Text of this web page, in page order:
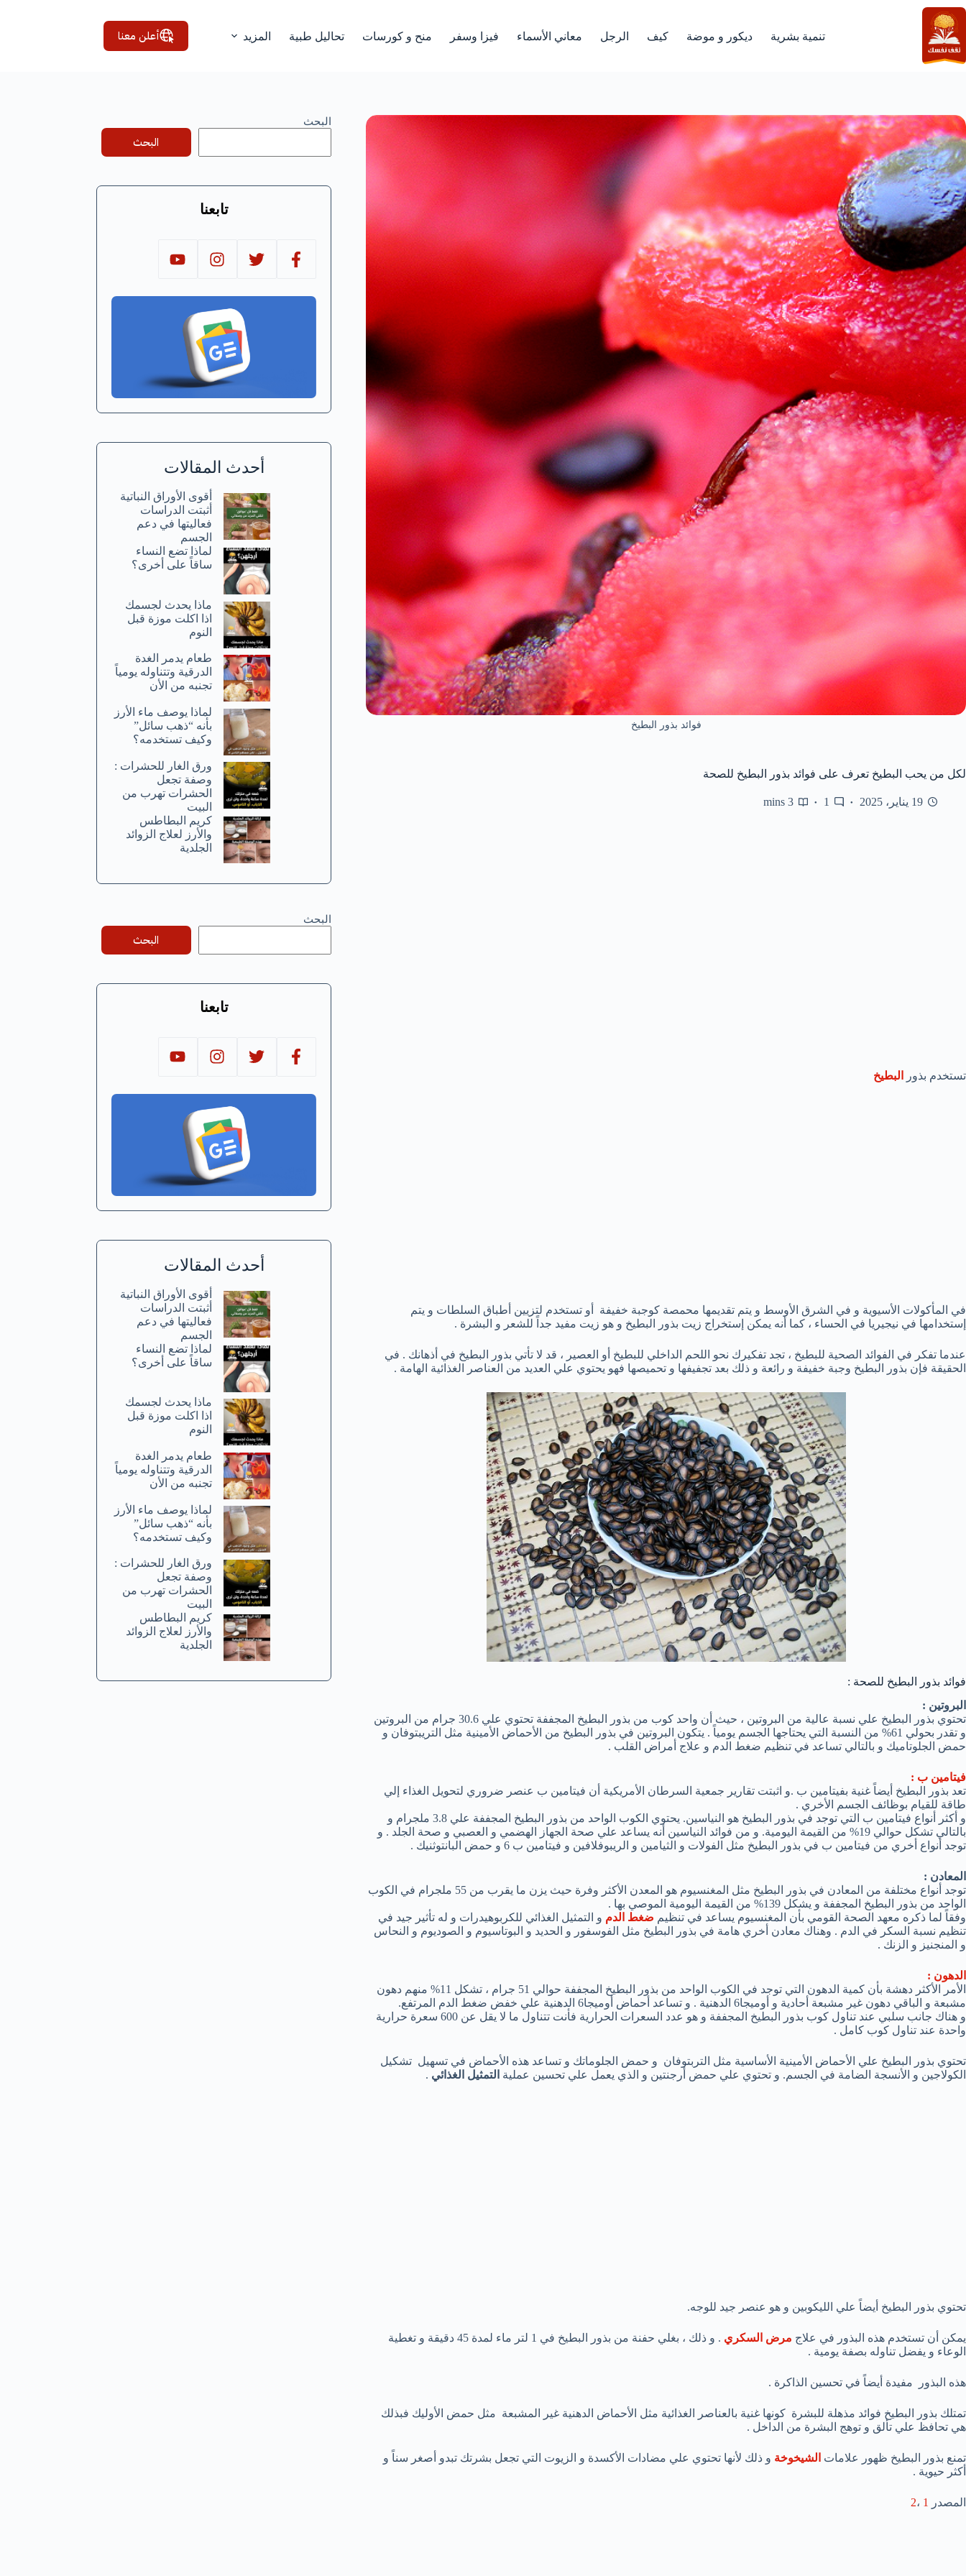
التجاوز
إلى
المحتوى
تنمية بشرية ديكور و موضة كيف الرجل معاني الأسماء فيزا وسفر منح و كورسات تحاليل طبية المزيد أعلن معنا
فوائد بذور البطيخ
لكل من يحب البطيخ تعرف على فوائد بذور البطيخ للصحة
19 يناير، 2025 1
3 mins
تستخدم بذور البطيخ
في المأكولات الأسيوية و في الشرق الأوسط و يتم تقديمها محمصة كوجبة خفيفة أو تستخدم لتزيين أطباق السلطات و يتم
إستخدامها في نيجيريا في الحساء ، كما أنه يمكن إستخراج زيت بذور البطيخ و هو زيت مفيد جداً للشعر و البشرة .
عندما تفكر في الفوائد الصحية للبطيخ ، تجد تفكيرك نحو اللحم الداخلي للبطيخ أو العصير ، قد لا تأتي بذور البطيخ في أذهانك . في
الحقيقة فإن بذور البطيخ وجبة خفيفة و رائعة و ذلك بعد تجفيفها و تحميصها فهو يحتوي علي العديد من العناصر الغذائية الهامة .
فوائد بذور البطيخ للصحة :
البروتين :
تحتوي بذور البطيخ علي نسبة عالية من البروتين ، حيث أن واحد كوب من بذور البطيخ المجففة تحتوي علي 30.6 جرام من البروتين
و تقدر بحولي 61% من النسبة التي يحتاجها الجسم يومياً . يتكون البروتين في بذور البطيخ من الأحماض الأمينية مثل التريبتوفان و
حمض الجلوتاميك و بالتالي تساعد في تنظيم ضغط الدم و علاج أمراض القلب .
فيتامين ب :
تعد بذور البطيخ أيضاً غنية بفيتامين ب .و اثبتت تقارير جمعية السرطان الأمريكية أن فيتامين ب عنصر ضروري لتحويل الغذاء إلي
طاقة للقيام بوظائف الجسم الأخري .
و أكثر أنواع فيتامين ب التي توجد في بذور البطيخ هو النياسين. يحتوي الكوب الواحد من بذور البطيخ المجففة علي 3.8 ملجرام و
بالتالي تشكل حوالي 19% من القيمة اليومية. و من فوائد النياسين أنه يساعد علي صحة الجهاز الهضمي و العصبي و صحة الجلد . و
توجد أنواع أخري من فيتامين ب في بذور البطيخ مثل الفولات و الثيامين و الريبوفلافين و فيتامين ب 6 و حمض البانتوثنيك .
المعادن :
توجد أنواع مختلفة من المعادن في بذور البطيخ مثل المغنسيوم هو المعدن الأكثر وفرة حيث يزن ما يقرب من 55 ملجرام في الكوب
الواحد من بذور البطيخ المجففة و يشكل 139% من القيمة اليومية الموصي بها .
وفقاً لما ذكره معهد الصحة القومي بأن المغنسيوم يساعد في تنظيم ضغط الدم و التمثيل الغذائي للكربوهيدرات و له تأثير جيد في
تنظيم نسبة السكر في الدم . وهناك معادن أخري هامة في بذور البطيخ مثل الفوسفور و الحديد و البوتاسيوم و الصوديوم و النحاس
و المنجنيز و الزنك .
الدهون :
الأمر الأكثر دهشة بأن كمية الدهون التي توجد في الكوب الواحد من بذور البطيخ المجففة حوالي 51 جرام ، تشكل 11% منهم دهون
مشبعة و الباقي دهون غير مشبعة أحادية و أوميجا6 الدهنية . و تساعد أحماض أوميجا6 الدهنية علي خفض ضغط الدم المرتفع.
و هناك جانب سلبي عند تناول كوب بذور البطيخ المجففة و هو عدد السعرات الحرارية فأنت تتناول ما لا يقل عن 600 سعرة حرارية
واحدة عند تناول كوب كامل .
تحتوي بذور البطيخ علي الأحماض الأمينية الأساسية مثل التربتوفان و حمض الجلوماتك و تساعد هذه الأحماض في تسهيل تشكيل
الكولاجين و الأنسجة الضامة في الجسم. و تحتوي علي حمض أرجنتين و الذي يعمل علي تحسين عملية التمثيل الغذائي .
تحتوي بذور البطيخ أيضاً علي الليكوبين و هو عنصر جيد للوجه.
يمكن أن تستخدم هذه البذور في علاج مرض السكري
. و ذلك ، بغلي حفنة من بذور البطيخ في 1 لتر ماء لمدة 45 دقيقة و تغطية
الوعاء و يفضل تناوله بصفة يومية .
هذه البذور مفيدة أيضاً في تحسين الذاكرة .
تمتلك بذور البطيخ فوائد مذهلة للبشرة كونها غنية بالعناصر الغذائية مثل الأحماض الدهنية غير المشبعة مثل حمض الأوليك فبذلك
هي تحافظ علي تألق و توهج البشرة من الداخل .
تمنع بذور البطيخ ظهور علامات الشيخوخة و ذلك لأنها تحتوي علي مضادات الأكسدة و الزيوت التي تجعل بشرتك تبدو أصغر سناً و
أكثر حيوية .
المصدر 1 ،2
البحث
البحث
تابعنا
أحدث المقالات
أقوى الأوراق النباتية
أثبتت الدراسات
فعاليتها في دعم
الجسم
لماذا تضع النساء
ساقاً على أخرى؟
ماذا يحدث لجسمك
اذا اكلت موزة قبل
النوم
طعام يدمر الغدة
الدرقية وتتناوله يومياً
تجنبه من الأن
لماذا يوصف ماء الأرز
بأنه “ذهب سائل”
وكيف تستخدمه؟
ورق الغار للحشرات :
وصفة تجعل
الحشرات تهرب من
البيت
كريم البطاطس
والأرز لعلاج الزوائد
الجلدية
البحث
البحث
تابعنا
أحدث المقالات
أقوى الأوراق النباتية
أثبتت الدراسات
فعاليتها في دعم
الجسم
لماذا تضع النساء
ساقاً على أخرى؟
ماذا يحدث لجسمك
اذا اكلت موزة قبل
النوم
طعام يدمر الغدة
الدرقية وتتناوله يومياً
تجنبه من الأن
لماذا يوصف ماء الأرز
بأنه “ذهب سائل”
وكيف تستخدمه؟
ورق الغار للحشرات :
وصفة تجعل
الحشرات تهرب من
البيت
كريم البطاطس
والأرز لعلاج الزوائد
الجلدية